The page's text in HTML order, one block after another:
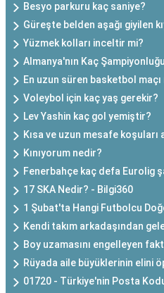
Besyo parkuru kaç saniye?
Güreşte belden aşağı giyilen
Yüzmek kolları inceltir mi?
Almanya'nın Kaç
En uzun süren basketbol
Voleybol için kaç yaş gerekir?
Lev Yashin kaç gol yemiştir?
Kısa ve uzun mesafe
Kınıyorum nedir?
Fenerbahçe kaç defa Eurolig
17 SKA Nedir? - Bilgi360
1 Şubat'ta Hangi Futbolcu
Kendi takım arkadaşından
Boy uzamasını engelleyen
Rüyada aile büyüklerinin elini
01720 - Türkiye'nin Posta